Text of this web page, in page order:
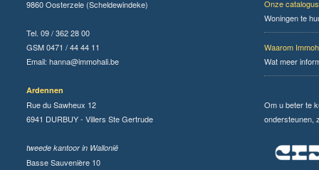
9860 Oosterzele (Scheldewindeke)
Tel. 09 / 362 28 00
GSM 0471 / 44 44 11
Email: hanna@immohali.be
Ardennen
Rue du Sawheux 12
6941 DURBUY - Villers Ste Gertrude
tweede kantoor in Wallonië
Basse Sauvenière 10
Onze catalogus
Woningen te
Waarom
Wat meer
Om u beter te
ondersteunen,